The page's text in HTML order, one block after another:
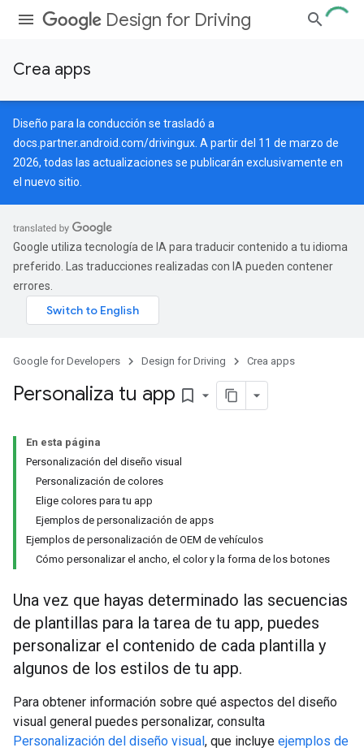
Design for Driving
Crea apps
Diseño para la conducción se trasladó a
docs.partner.android.com/drivingux . A partir del 11 de marzo de
2026, todas las actualizaciones se publicarán exclusivamente en
el nuevo sitio.
Google utiliza tecnología de IA para traducir contenido a tu idioma
preferido. Las traducciones realizadas con IA pueden contener
errores.
Google for Developers Design for Driving Crea apps
Personaliza tu app bookmark_border
En esta página
Personalización del diseño visual
Personalización de colores
Elige colores para tu app
Ejemplos de personalización de apps
Ejemplos de personalización de OEM de vehículos
Cómo personalizar el ancho, el color y la forma de los botones
Una vez que hayas determinado las secuencias
de plantillas para la tarea de tu app, puedes
personalizar el contenido de cada plantilla y
algunos de los estilos de tu app.
Para obtener información sobre qué aspectos del diseño
visual general puedes personalizar, consulta
Personalización del diseño visual, que incluye ejemplos de